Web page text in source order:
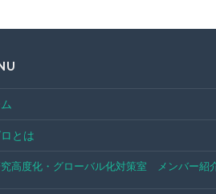
とは
高度化・グローバル化対策室 メンバー紹